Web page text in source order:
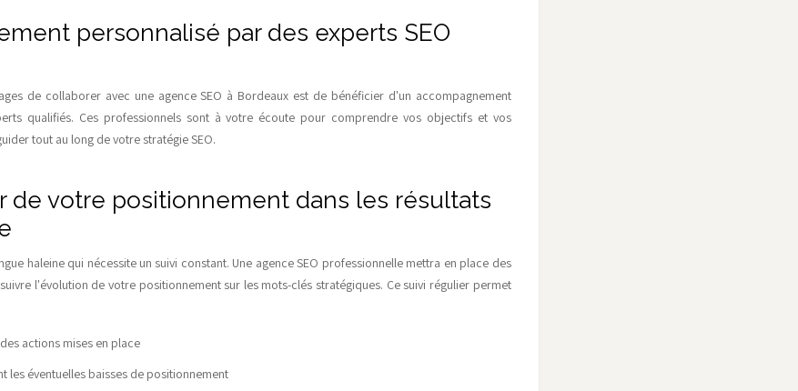
personnalisé par des experts SEO
de collaborer avec une agence SEO à Bordeaux est de bénéficier d'un accompagnement
qualifiés. Ces professionnels sont à votre écoute pour comprendre vos objectifs et vos
tout au long de votre stratégie SEO.
de votre positionnement dans les résultats
haleine qui nécessite un suivi constant. Une agence SEO professionnelle mettra en place des
l'évolution de votre positionnement sur les mots-clés stratégiques. Ce suivi régulier permet
actions mises en place
les éventuelles baisses de positionnement